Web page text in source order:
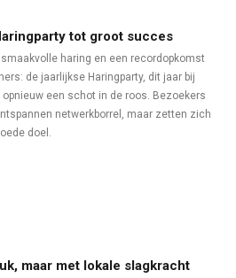
tot groot succes
smaakvolle haring en een recordopkomst
de jaarlijkse Haringparty, dit jaar bij
een schot in de roos. Bezoekers
netwerkborrel, maar zetten zich
doel.
maar met lokale slagkracht